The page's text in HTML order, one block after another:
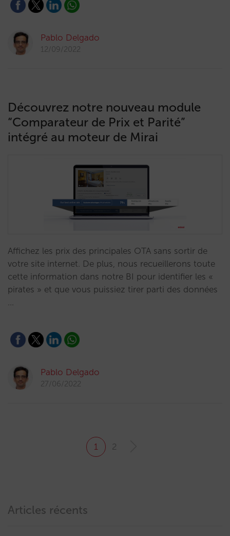
Pablo Delgado
12/09/2022
Découvrez notre nouveau module
“Comparateur de Prix et Parité”
intégré au moteur de Mirai
Affichez les prix des principales OTA sans sortir de
votre site internet. De plus, nous recueillerons toute
cette information dans notre BI pour identifier les «
pirates » et que vous puissiez tirer parti des données
…
Pablo Delgado
27/06/2022
1 2
Articles récents